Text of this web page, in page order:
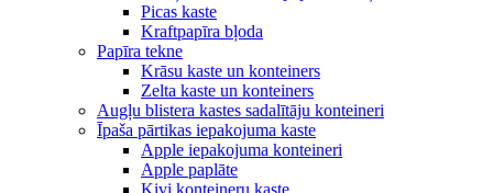
Picas kaste
Kraftpapīra bļoda
Papīra tekne
Krāsu kaste un konteiners
Zelta kaste un konteiners
Augļu blistera kastes sadalītāju konteineri
Īpaša pārtikas iepakojuma kaste
Apple iepakojuma konteineri
Apple paplāte
Kivi konteineru kaste